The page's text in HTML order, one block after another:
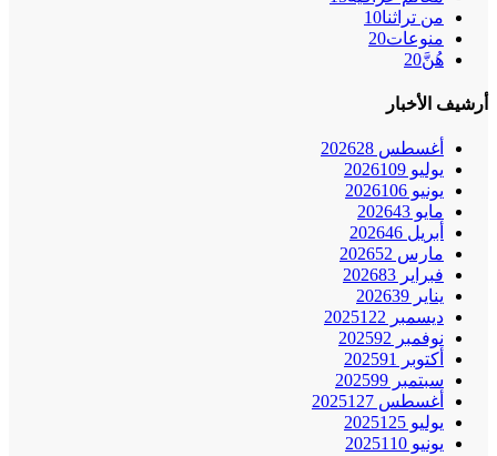
من تراثنا10
منوعات20
هُنَّ20
أرشيف الأخبار
أغسطس 2026 28
يوليو 2026 109
يونيو 2026 106
مايو 2026 43
أبريل 2026 46
مارس 2026 52
فبراير 2026 83
يناير 2026 39
ديسمبر 2025 122
نوفمبر 2025 92
أكتوبر 2025
91
سبتمبر 2025 99
أغسطس 2025 127
يوليو 2025 125
يونيو 2025 110